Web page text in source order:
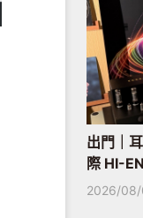
出門｜
際 HI-
2026/